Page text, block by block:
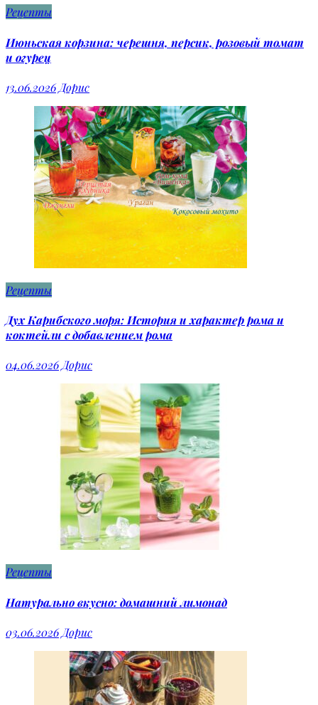
Рецепты
Июньская корзина: черешня, персик, розовый томат
и огурец
13.06.2026 Дорис
Рецепты
Дух Карибского моря: История и характер рома и
коктейли с добавлением рома
04.06.2026Дорис
Рецепты
Натурально вкусно: домашний лимонад
03.06.2026 Дорис